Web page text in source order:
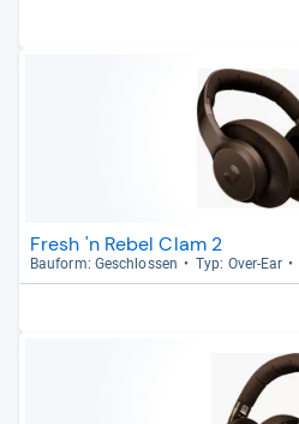
Fresh 'n Rebel Clam 2
Bau­form: Geschlos­sen Typ: Over-​Ear